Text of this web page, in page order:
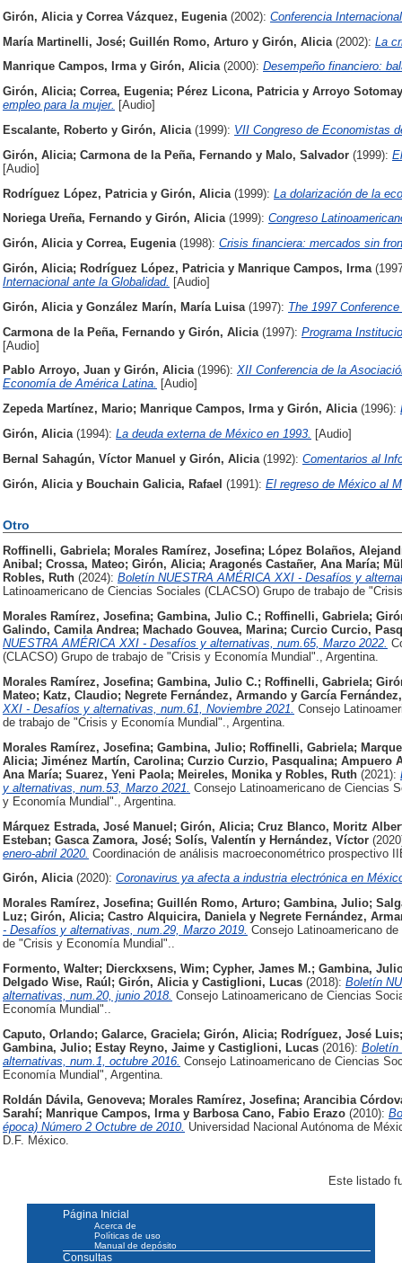
Girón, Alicia y Correa Vázquez, Eugenia (2002): Conferencia
María Martinelli, José; Guillén Romo, Arturo y Girón, Alicia (2002): La
Manrique Campos, Irmay Girón, Alicia (2000): Desempeño financiero:
Girón, Alicia; Correa, Eugenia; Pérez Licona, Patriciay Arroyo
empleo para la mujer. [Audio]
Escalante, Roberto y Girón, Alicia (1999): VII Congreso de Economistas
Girón, Alicia; Carmona de la Peña, Fernando y Malo, Salvador (1999):
[Audio]
Rodríguez López, Patricia y Girón, Alicia (1999): La dolarización de la
Noriega Ureña, Fernando y Girón, Alicia (1999): Congreso
Girón, Aliciay Correa, Eugenia (1998): Crisis financiera: mercados sin
Girón, Alicia; Rodríguez López, Patricia y Manrique Campos, Irma
Internacional ante la Globalidad. [Audio]
Girón, Alicia y González Marín, María Luisa (1997): The 1997
Carmona de la Peña, Fernando y Girón, Alicia (1997): Programa
[Audio]
Pablo Arroyo, Juan y Girón, Alicia (1996): XII Conferencia de la
Economía de América Latina. [Audio]
Zepeda Martínez, Mario; Manrique Campos, Irmay Girón, Alicia (1996):
Girón, Alicia (1994): La deuda externa de México en 1993.
[Audio]
Bernal Sahagún, Víctor Manuel y Girón, Alicia (1992): Comentarios al
Girón, Alicia y Bouchain Galicia, Rafael (1991): El regreso de México al
Otro
Roffinelli, Gabriela; Morales Ramírez, Josefina; López Bolaños,
Anibal ; Crossa, Mateo; Girón, Alicia; Aragonés Castañer, Ana María;
Robles, Ruth (2024): Boletín NUESTRA AMÉRICA XXI - Desafíos y
Latinoamericano de Ciencias Sociales (CLACSO) Grupo de trabajo de
Morales Ramírez, Josefina; Gambina, Julio C.; Roffinelli, Gabriela;
Galindo, Camila Andrea; Machado Gouvea, Marina; Curcio Curcio,
NUESTRA AMÉRICA XXI - Desafíos y alternativas, num.65, Marzo 2022.
(CLACSO) Grupo de trabajo de "Crisis y Economía Mundial"., Argentina.
Morales Ramírez, Josefina; Gambina, Julio C.; Roffinelli, Gabriela;
Mateo; Katz, Claudio; Negrete Fernández, Armando y García
XXI - Desafíos y alternativas, num.61, Noviembre 2021. Consejo
de trabajo de "Crisis y Economía Mundial"., Argentina.
Morales Ramírez, Josefina; Gambina, Julio; Roffinelli, Gabriela;
Alicia; Jiménez Martín, Carolina; Curzio Curzio, Pasqualina; Ampuero
Ana María; Suarez, Yeni Paola; Meireles, Monika y Robles, Ruth (2021):
y alternativas, num.53, Marzo 2021. Consejo Latinoamericano de Ciencias
y Economía Mundial"., Argentina.
Márquez Estrada, José Manuel; Girón, Alicia; Cruz Blanco, Moritz
Esteban; Gasca Zamora, José; Solís, Valentín y Hernández, Víctor
enero-abril 2020. Coordinación de análisis macroeconométrico prospectivo
Girón, Alicia (2020): Coronavirus ya afecta a industria electrónica en
Morales Ramírez, Josefina; Guillén Romo, Arturo; Gambina, Julio;
Luz; Girón, Alicia; Castro Alquicira, Danielay Negrete Fernández,
- Desafíos y alternativas, num.29, Marzo 2019. Consejo Latinoamericano
de "Crisis y Economía Mundial"..
Formento, Walter; Dierckxsens, Wim; Cypher, James M.; Gambina,
Delgado Wise, Raúl ; Girón, Alicia y Castiglioni, Lucas (2018): Boletín
alternativas, num.20, junio 2018. Consejo Latinoamericano de Ciencias
Economía Mundial"..
Caputo, Orlando; Galarce, Graciela; Girón, Alicia; Rodríguez, José Luis
Gambina, Julio; Estay Reyno, Jaime y Castiglioni, Lucas (2016): Boletín
alternativas, num.1, octubre 2016. Consejo Latinoamericano de Ciencias
Economía Mundial", Argentina.
Roldán Dávila, Genoveva; Morales Ramírez, Josefina; Arancibia
Sarahí; Manrique Campos, Irma y Barbosa Cano, Fabio Erazo (2010):
época) Número 2 Octubre de 2010. Universidad Nacional Autónoma de
D.F. México.
Este listado
Página Inicial
Acerca de
Políticas de uso
Manual de depósito
Consultas